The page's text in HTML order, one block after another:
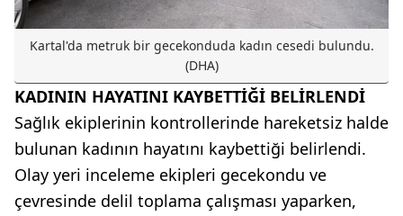
Kartal'da metruk bir gecekonduda kadın cesedi bulundu.
(DHA)
KADININ HAYATINI KAYBETTİĞİ BELİRLENDİ
Sağlık ekiplerinin kontrollerinde hareketsiz halde
bulunan kadının hayatını kaybettiği belirlendi.
Olay yeri inceleme ekipleri gecekondu ve
çevresinde delil toplama çalışması yaparken,